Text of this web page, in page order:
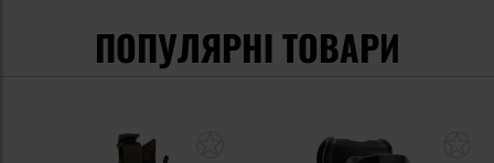
ПОПУЛЯРНІ ТОВАРИ